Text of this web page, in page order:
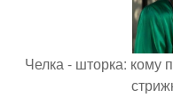
Челка - шторка: кому